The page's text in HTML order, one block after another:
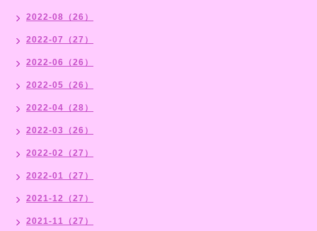
2022-08（26）
2022-07（27）
2022-06（26）
2022-05（26）
2022-04（28）
2022-03（26）
2022-02（27）
2022-01（27）
2021-12（27）
2021-11（27）